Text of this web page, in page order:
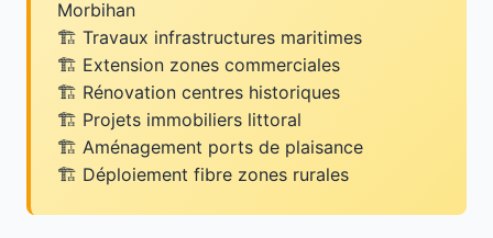
Morbihan
Travaux infrastructures maritimes
Extension zones commerciales
Rénovation centres historiques
Projets immobiliers littoral
Aménagement ports de plaisance
Déploiement fibre zones rurales